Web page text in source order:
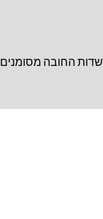
שדות החובה מסומנים